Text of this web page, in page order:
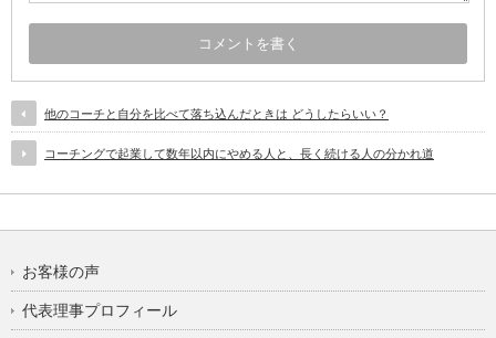
他のコーチと自分を比べて落ち込んだときは どうしたらいい？
コーチングで起業して数年以内にやめる人と、長く続ける人の分かれ道
お客様の声
代表理事プロフィール